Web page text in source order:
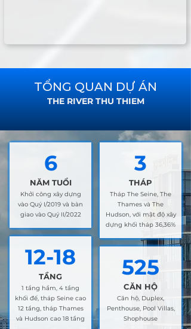
TỔNG QUAN DỰ ÁN
THE RIVER THU THIEM
6
NĂM TUỔI
Khởi công xây dựng
vào Quý I/2019 và bàn
giao vào Quý II/2022
12-18
TẦNG
1 tầng hầm, 4 tầng
khối đế, tháp Seine cao
12 tầng, tháp Thames
và Hudson cao 18 tầng
3
THÁP
Tháp The Seine, The
Thames và The
Hudson, với mật độ xây
dựng khối tháp 36,36%
525
CĂN HỘ
Căn hộ, Duplex,
Penthouse, Pool Villas,
Shophouse